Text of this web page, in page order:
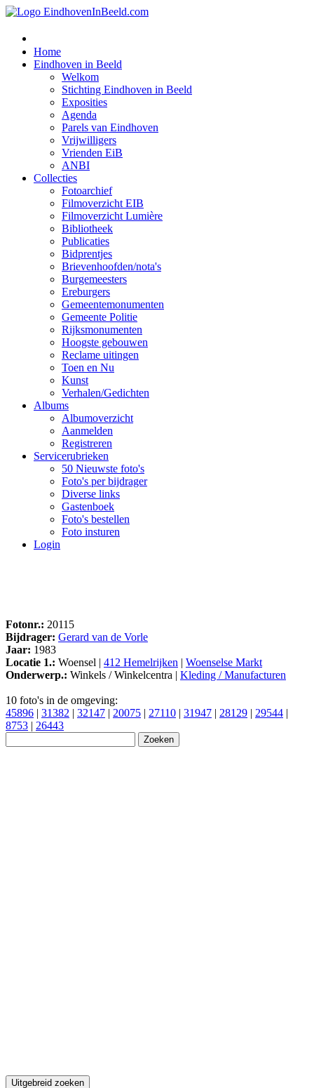
Home
Eindhoven in Beeld
Welkom
Stichting Eindhoven in Beeld
Exposities
Agenda
Parels van Eindhoven
Vrijwilligers
Vrienden EiB
ANBI
Collecties
Fotoarchief
Filmoverzicht EIB
Filmoverzicht Lumière
Bibliotheek
Publicaties
Bidprentjes
Brievenhoofden/nota's
Burgemeesters
Ereburgers
Gemeentemonumenten
Gemeente Politie
Rijksmonumenten
Hoogste gebouwen
Reclame uitingen
Toen en Nu
Kunst
Verhalen/Gedichten
Albums
Albumoverzicht
Aanmelden
Registreren
Servicerubrieken
50 Nieuwste foto's
Foto's per bijdrager
Diverse links
Gastenboek
Foto's bestellen
Foto insturen
Login
Fotonr.: 20115
Bijdrager: Gerard van de Vorle
Jaar: 1983
Locatie 1.: Woensel | 412 Hemelrijken | Woenselse Markt
Onderwerp.: Winkels / Winkelcentra | Kleding / Manufacturen
10 foto's in de omgeving:
45896 | 31382 | 32147 | 20075 | 27110 | 31947 | 28129 | 29544 |
8753 | 26443